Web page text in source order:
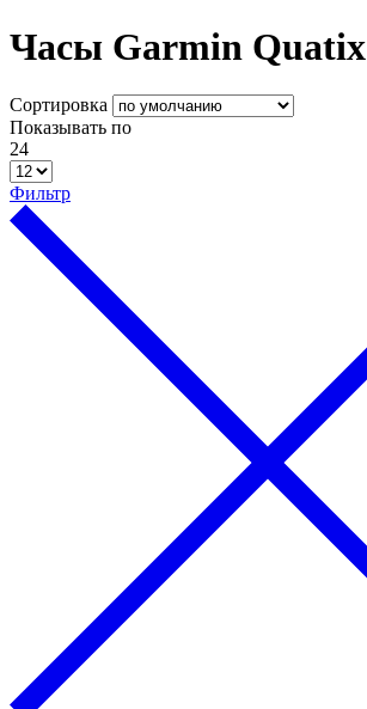
Часы Garmin Quatix
Сортировка
Показывать по
24
Фильтр